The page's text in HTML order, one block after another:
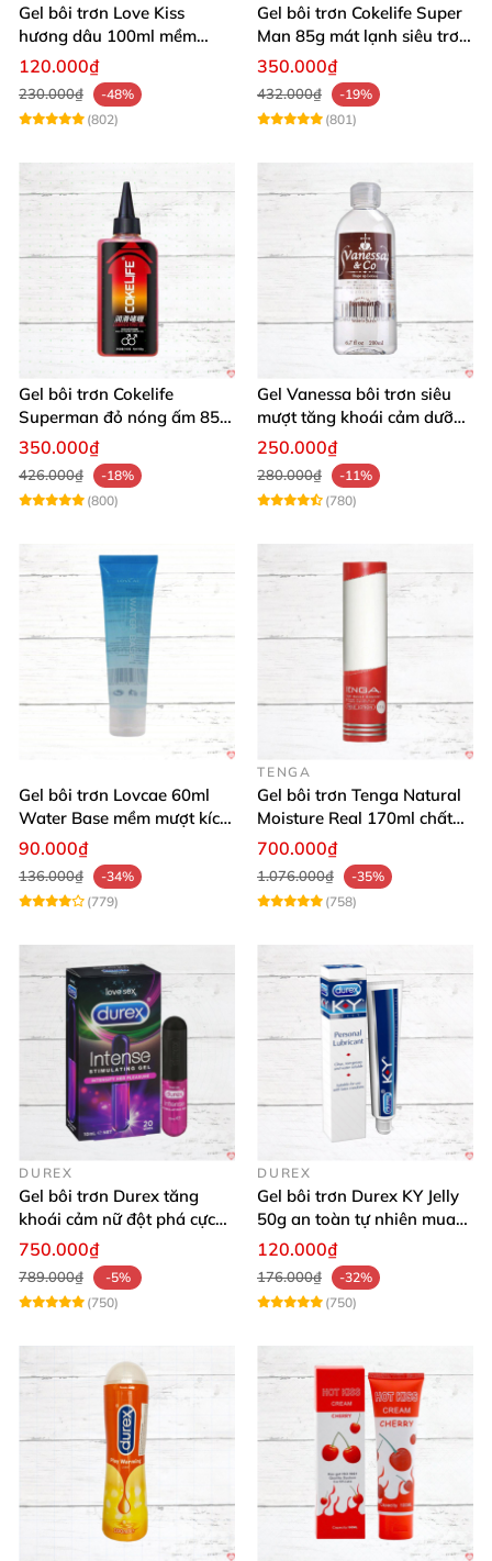
Gel bôi trơn Love Kiss
hương dâu 100ml mềm
mượt an toàn thơm
120.000₫
230.000₫
-48%
(802)
Gel bôi trơn Cokelife Super
Man 85g mát lạnh siêu trơn
an toàn
350.000₫
432.000₫
-19%
(801)
Gel bôi trơn Cokelife
Superman đỏ nóng ấm 85g
giảm đau rát
350.000₫
426.000₫
-18%
(800)
Gel Vanessa bôi trơn siêu
mượt tăng khoái cảm dưỡng
ẩm 200ml
250.000₫
280.000₫
-11%
(780)
Gel bôi trơn Lovcae 60ml
Water Base mềm mượt kích
thích
90.000₫
136.000₫
-34%
(779)
TENGA
Gel bôi trơn Tenga Natural
Moisture Real 170ml chất
lượng cao mềm mượt an
700.000₫
1.076.000₫
-35%
(758)
DUREX
Gel bôi trơn Durex tăng
khoái cảm nữ đột phá cực
thích
750.000₫
789.000₫
-5%
(750)
DUREX
Gel bôi trơn Durex KY Jelly
50g an toàn tự nhiên mua
ngay
120.000₫
176.000₫
-32%
(750)